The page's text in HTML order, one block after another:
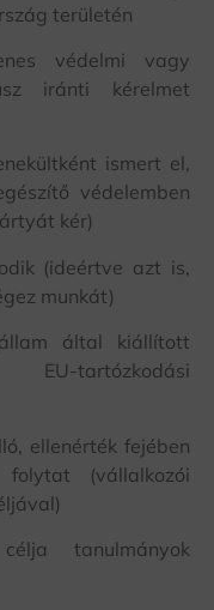
területén
védelmi vagy
iránti kérelmet
ismert el,
védelemben
kér)
(ideértve azt is,
munkát)
által kiállított
tartózkodási
ellenérték fejében
folytat (vállalkozói
tanulmányok